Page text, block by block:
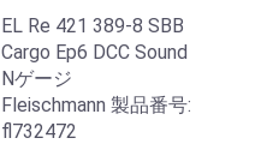
EL Re 421 389-8 SBB
Cargo Ep6 DCC Sound
Nゲージ
Fleischmann 製品番号:
fl732472